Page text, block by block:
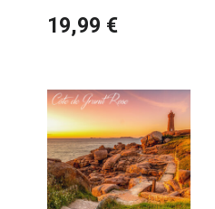
France
19,99 €